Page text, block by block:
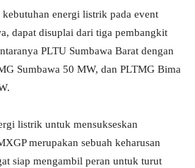
energi listrik pada event
dapat disuplai dari tiga pembangkit
PLTU Sumbawa Barat dengan
Sumbawa 50 MW, dan PLTMG Bima
listrik untuk mensukseskan
merupakan sebuah keharusan
siap mengambil peran untuk turut